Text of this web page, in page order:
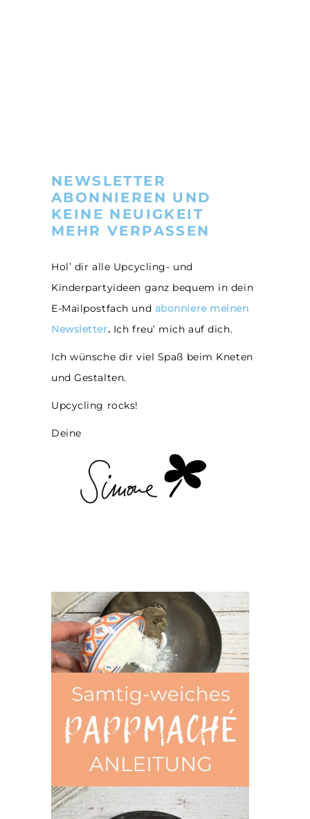
NEWSLETTER
ABONNIEREN UND
KEINE NEUIGKEIT
MEHR VERPASSEN
Hol’ dir alle Upcycling- und
Kinderpartyideen ganz bequem in dein
E-Mailpostfach und abonniere meinen
Newsletter. Ich freu’ mich auf dich.
Ich wünsche dir viel Spaß beim Kneten
und Gestalten.
Upcycling rocks!
Deine